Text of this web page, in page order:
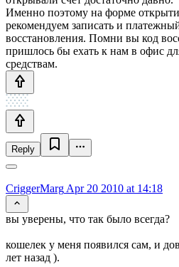
Именно поэтому на форме
рекомендуем записать и
восстановления. Помни вы код
пришлось бы ехать к нам в офис
средствам.
Reply
CriggerMarg Apr 20 2010 at 14:18
вы уверены, что так было всегда?
кошелек у меня появился сам, и
лет назад ).